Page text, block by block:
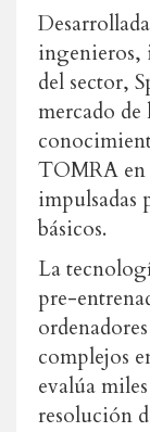
ingenieros,
del sector,
mercado de
TOMRA en
impulsadas
básicos.
La
pre-
complejos
evalúa
resolución